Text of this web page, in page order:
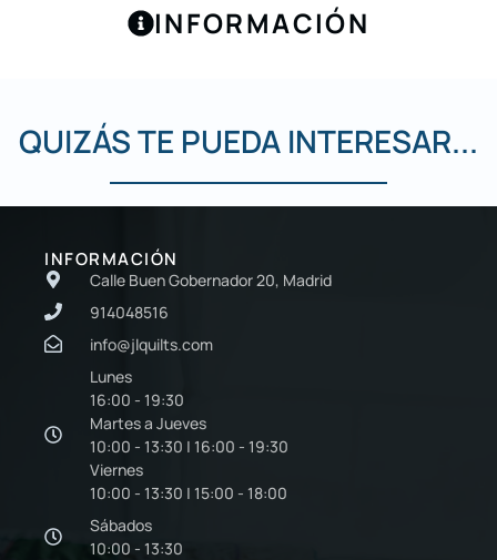
INFORMACIÓN
QUIZÁS TE PUEDA INTERESAR...
INFORMACIÓN
Calle Buen Gobernador 20, Madrid
914048516
info@jlquilts.com
Lunes
16:00 - 19:30
Martes a Jueves
10:00 - 13:30 | 16:00 - 19:30
Viernes
10:00 - 13:30 | 15:00 - 18:00
Sábados
10:00 - 13:30